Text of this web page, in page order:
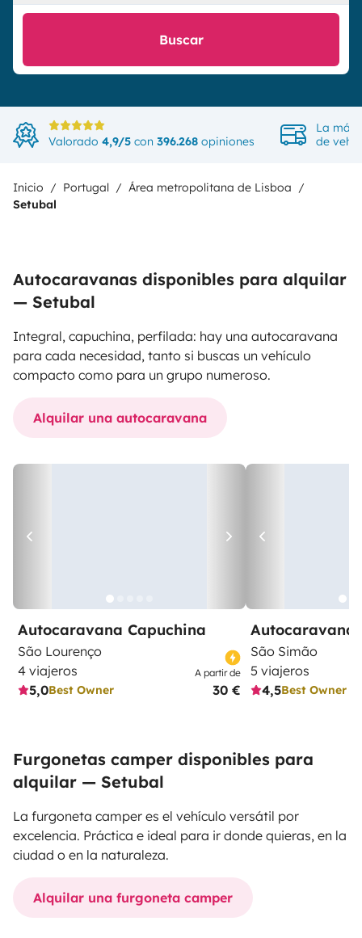
Buscar
Valorado 4,9/5 con 396.268 opiniones
La más
de
Inicio Portugal
Área metropolitana de Lisboa
Setubal
Autocaravanas disponibles para alquilar
— Setubal
Integral, capuchina, perfilada: hay una autocaravana
para cada necesidad, tanto si buscas un vehículo
compacto como para un grupo numeroso.
Alquilar una autocaravana
Autocaravana Capuchina
São Lourenço
4 viajeros
5,0Best Owner
A partir de
30 €
Autocaravana
São Simão
5 viajeros
4,5Best Owner
Furgonetas camper disponibles para
alquilar — Setubal
La furgoneta camper es el vehículo versátil por
excelencia. Práctica e ideal para ir donde quieras, en la
ciudad o en la naturaleza.
Alquilar una furgoneta camper